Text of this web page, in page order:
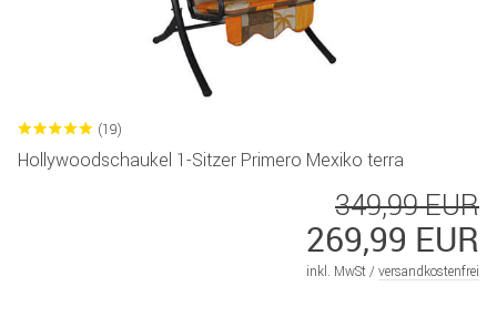
(19)
Hollywoodschaukel 1-Sitzer Primero Mexiko terra
349,99 EUR
269,99 EUR
inkl. MwSt / versandkostenfrei